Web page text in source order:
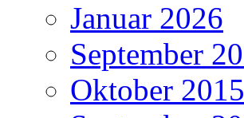
Januar 2026
September
Oktober 2015